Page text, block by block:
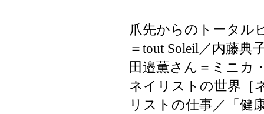
爪先からのトータル
＝tout Soleil／内藤典
田邉薫さん＝ミニカ
ネイリストの世界［
リストの仕事／「健